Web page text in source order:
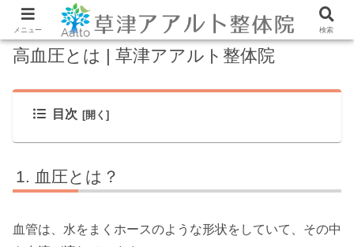
高血圧とは | 草津アアルト整体院
目次
血圧とは？
血管は、水をまくホースのような形状をしていて、その中
メニュー 検索